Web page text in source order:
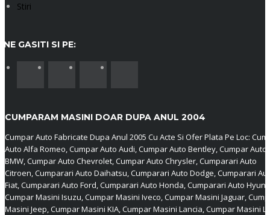
Stiri
NE GASITI SI PE:
CUMPARAM MASINI DOAR DUPA ANUL 2004
Cumpar Auto Fabricate Dupa Anul 2005 Cu Acte Si Ofer Plata Pe Loc:
Auto Alfa Romeo, Cumpar Auto Audi, Cumpar Auto Bentley, Cumpar Auto
BMW, Cumpar Auto Chevrolet, Cumpar Auto Chrysler, Cumparari Auto
Citroen, Cumparari Auto Daihatsu, Cumparari Auto Dodge, Cumparari
Fiat, Cumparari Auto Ford, Cumparari Auto Honda, Cumparari Auto
Cumpar Masini Isuzu, Cumpar Masini Iveco, Cumpar Masini Jaguar,
Masini Jeep, Cumpar Masini KIA, Cumpar Masini Lancia, Cumpar Masini